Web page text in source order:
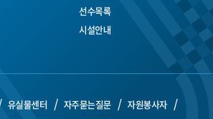
선수목록
시설안내
유실물센터 자주묻는질문
자원봉사자